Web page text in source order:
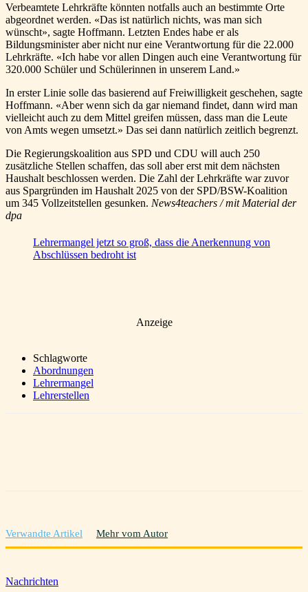
Verbeamtete Lehrkräfte könnten notfalls auch an bestimmte Orte
abgeordnet werden. «Das ist natürlich nichts, was man sich
wünscht», sagte Hoffmann. Letzten Endes habe er als
Bildungsminister aber nicht nur eine Verantwortung für die 22.000
Lehrkräfte. «Ich habe vor allen Dingen auch eine Verantwortung für
320.000 Schüler und Schülerinnen in unserem Land.»
In erster Linie solle das basierend auf Freiwilligkeit geschehen, sagte
Hoffmann. «Aber wenn sich da gar niemand findet, dann wird man
vielleicht auch zu dem Mittel greifen müssen, dass man die Leute
von Amts wegen umsetzt.» Das sei dann natürlich zeitlich begrenzt.
Die Regierungskoalition aus SPD und CDU will auch 250
zusätzliche Stellen schaffen, das soll aber erst mit dem nächsten
Haushalt beschlossen werden. Die Zahl der Lehrkräfte war zuvor
aus Spargründen im Haushalt 2025 von der SPD/BSW-Koalition
um 345 Vollzeitstellen gesunken. News4teachers / mit Material der
dpa
Lehrermangel jetzt so groß, dass die Anerkennung von
Abschlüssen bedroht ist
Anzeige
Schlagworte
Abordnungen
Lehrermangel
Lehrerstellen
Verwandte Artikel Mehr vom Autor
Nachrichten